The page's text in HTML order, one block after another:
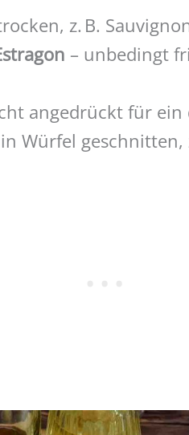
z. B.
– unbedingt
angedrückt für ein
Würfel geschnitten,